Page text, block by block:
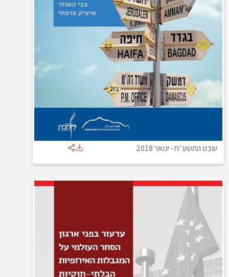
שבט התשע״ח-ינואר 2018